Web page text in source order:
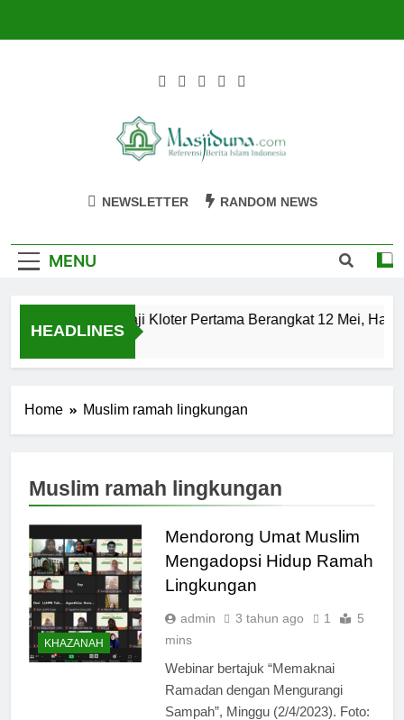
Masjiduna
NEWSLETTER RANDOM NEWS
MENU
HEADLINES
Calon Jemaah Haji Kloter Pertama Berangkat 12 Mei, Hati-
Home Muslim ramah lingkungan
Muslim ramah lingkungan
KHAZANAH
Mendorong Umat Muslim
Mengadopsi Hidup Ramah
Lingkungan
admin 3 tahun ago 1
5
mins
Webinar bertajuk “Memaknai
Ramadan dengan Mengurangi
Sampah”, Minggu (2/4/2023). Foto: